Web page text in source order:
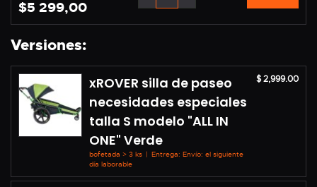
$5 299,00
Versiones:
xROVER silla de paseo
necesidades especiales
talla S modelo "ALL IN
ONE" Verde
bofetada > 3 ks | Entrega: Envío: el siguiente
día laborable
$ 2,999.00